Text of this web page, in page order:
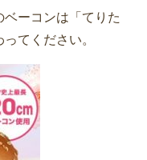
ーコンは「てりた
てください。